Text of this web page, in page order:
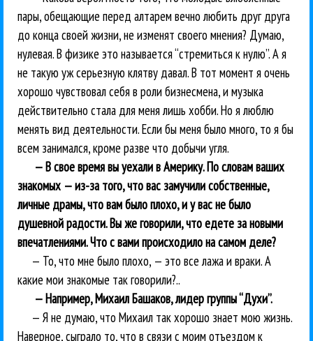
пары, обещающие перед алтарем вечно любить друг друга
до конца своей жизни, не изменят своего мнения? Думаю,
нулевая. В физике это называется “стремиться к нулю”. А я
не такую уж серьезную клятву давал. В тот момент я очень
хорошо чувствовал себя в роли бизнесмена, и музыка
действительно стала для меня лишь хобби. Но я люблю
менять вид деятельности. Если бы меня было много, то я бы
всем занимался, кроме разве что добычи угля.
— В свое время вы уехали в Америку. По словам ваших
знакомых — из-за того, что вас замучили собственные,
личные драмы, что вам было плохо, и у вас не было
душевной радости. Вы же говорили, что едете за новыми
впечатлениями. Что с вами происходило на самом деле?
— То, что мне было плохо, — это все лажа и враки. А
какие мои знакомые так говорили?..
— Например, Михаил Башаков, лидер группы “Духи”.
— Я не думаю, что Михаил так хорошо знает мою жизнь.
Наверное, сыграло то, что в связи с моим отъездом к